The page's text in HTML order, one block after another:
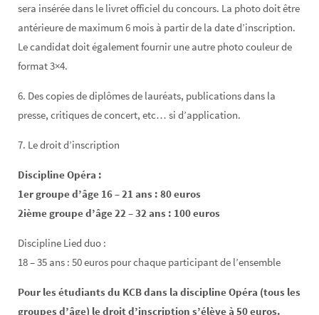
sera insérée dans le livret officiel du concours. La photo doit être
antérieure de maximum 6 mois à partir de la date d’inscription.
Le candidat doit également fournir une autre photo couleur de
format 3×4.
6. Des copies de diplômes de lauréats, publications dans la
presse, critiques de concert, etc… si d’application.
7. Le droit d’inscription
Discipline Opéra :
1er groupe d’âge 16 – 21 ans : 80 euros
2ième groupe d’âge 22 – 32 ans : 100 euros
Discipline Lied duo :
18 – 35 ans : 50 euros pour chaque participant de l’ensemble
Pour les étudiants du KCB dans la discipline Opéra (tous les
groupes d’âge) le droit d’inscription s’élève à 50 euros.